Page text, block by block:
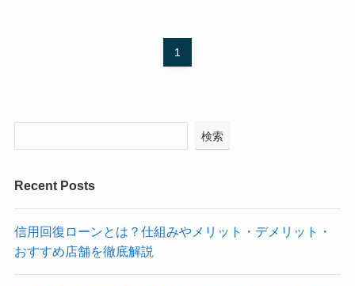
1
検索
Recent Posts
信用回復ローンとは？仕組みやメリット・デメリット・
おすすめ店舗を徹底解説